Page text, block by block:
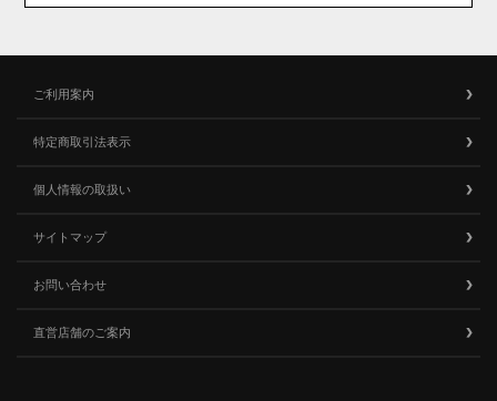
ご利用案内
特定商取引法表示
個人情報の取扱い
サイトマップ
お問い合わせ
直営店舗のご案内